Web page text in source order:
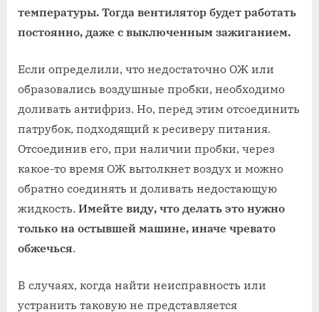
температуры. Тогда вентилятор будет работать
постоянно, даже с выключенным зажиганием.
Если определили, что недостаточно ОЖ или
образовались воздушные пробки, необходимо
доливать антифриз. Но, перед этим отсоединить
патрубок, подходящий к ресиверу питания.
Отсоединив его, при наличии пробки, через
какое-то время ОЖ вытолкнет воздух и можно
обратно соединять и доливать недостающую
жидкость. Имейте виду, что делать это нужно
только на остывшей машине, иначе чревато
обжечься.
В случаях, когда найти неисправность или
устранить таковую не представляется